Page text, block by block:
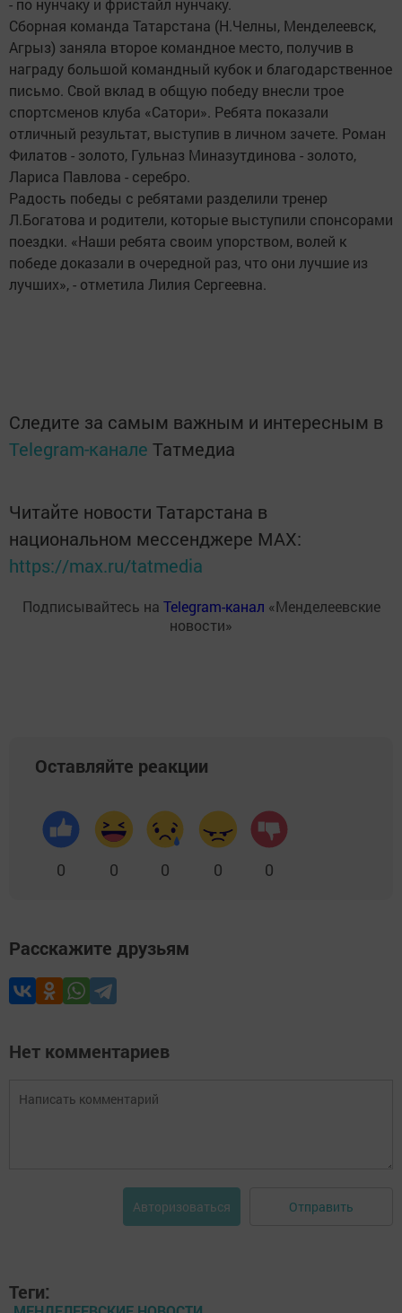
- по нунчаку и фристайл нунчаку.
Сборная команда Татарстана (Н.Челны, Менделеевск,
Агрыз) заняла второе командное место, получив в
награду большой командный кубок и благодарственное
письмо. Свой вклад в общую победу внесли трое
спортсменов клуба «Сатори». Ребята показали
отличный результат, выступив в личном зачете. Роман
Филатов - золото, Гульназ Миназутдинова - золото,
Лариса Павлова - серебро.
Радость победы с ребятами разделили тренер
Л.Богатова и родители, которые выступили спонсорами
поездки. «Наши ребята своим упорством, волей к
победе доказали в очередной раз, что они лучшие из
лучших», - отметила Лилия Сергеевна.
Следите за самым важным и интересным в
Telegram-канале Татмедиа
Читайте новости Татарстана в
национальном мессенджере MАХ:
https://max.ru/tatmedia
Подписывайтесь на Telegram-канал «Менделеевские
новости»
Оставляйте реакции
0 0 0 0 0
Расскажите друзьям
Нет комментариев
Авторизоваться Отправить
Теги: